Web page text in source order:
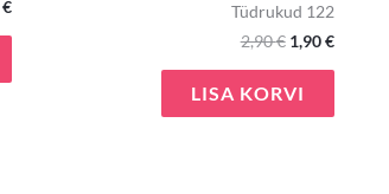
€ Tüdrukud 122
2,90€ 1,90€
LISA KORVI